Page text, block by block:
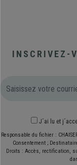
INSCRIVEZ-
J´ai lu et
Responsable du fichier :
Consentement ;
Droits : Accès, rectification,